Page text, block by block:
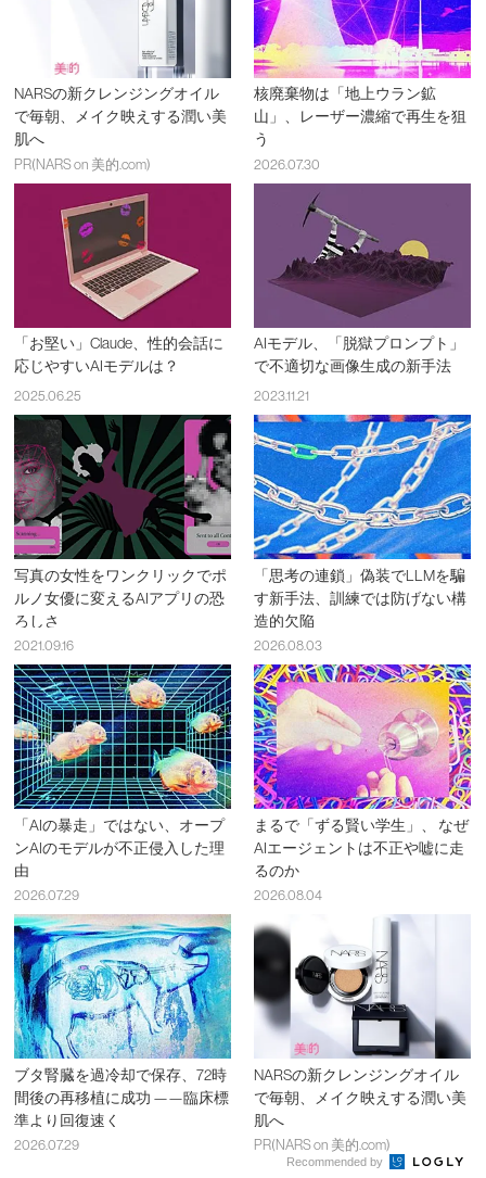
NARSの新クレンジングオイル
で毎朝、メイク映えする潤い美
肌へ
PR(NARS on 美的.com)
核廃棄物は「地上ウラン鉱
山」、レーザー濃縮で再生を狙
う
2026.07.30
「お堅い」Claude、性的会話に
応じやすいAIモデルは？
2025.06.25
AIモデル、「脱獄プロンプト」
で不適切な画像生成の新手法
2023.11.21
写真の女性をワンクリックでポ
ルノ女優に変えるAIアプリの恐
ろしさ
2021.09.16
「思考の連鎖」偽装でLLMを騙
す新手法、訓練では防げない構
造的欠陥
2026.08.03
「AIの暴走」ではない、オープ
ンAIのモデルが不正侵入した理
由
2026.07.29
まるで「ずる賢い学生」、 なぜ
AIエージェントは不正や嘘に走
るのか
2026.08.04
ブタ腎臓を過冷却で保存、72時
間後の再移植に成功 ——臨床標
準より回復速く
2026.07.29
NARSの新クレンジングオイル
で毎朝、メイク映えする潤い美
肌へ
PR(NARS on 美的.com)
Recommended by